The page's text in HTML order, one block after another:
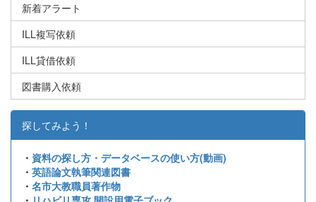
新着アラート
ILL複写依頼
ILL貸借依頼
図書購入依頼
探してみよう！
・ 資料の探し方・データベースの使い方(動画)
・ 英語論文執筆関連図書
・ 名市大教職員著作物